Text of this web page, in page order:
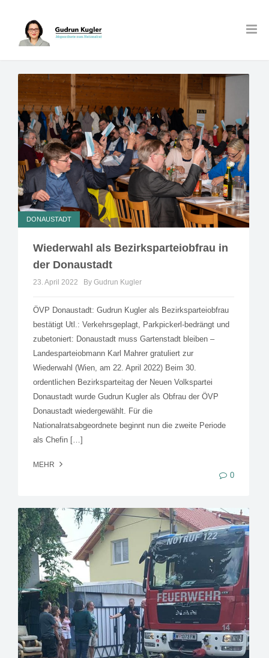
DONAUSTADT
Wiederwahl als Bezirksparteiobfrau in
der Donaustadt
23. April 2022 By Gudrun Kugler
ÖVP Donaustadt: Gudrun Kugler als Bezirksparteiobfrau
bestätigt Utl.: Verkehrsgeplagt, Parkpickerl-bedrängt und
zubetoniert: Donaustadt muss Gartenstadt bleiben –
Landesparteiobmann Karl Mahrer gratuliert zur
Wiederwahl (Wien, am 22. April 2022) Beim 30.
ordentlichen Bezirksparteitag der Neuen Volkspartei
Donaustadt wurde Gudrun Kugler als Obfrau der ÖVP
Donaustadt wiedergewählt. Für die
Nationalratsabgeordnete beginnt nun die zweite Periode
als Chefin […]
MEHR
0